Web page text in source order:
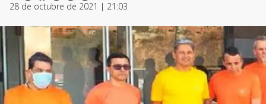
28 de octubre de 2021 | 21:03